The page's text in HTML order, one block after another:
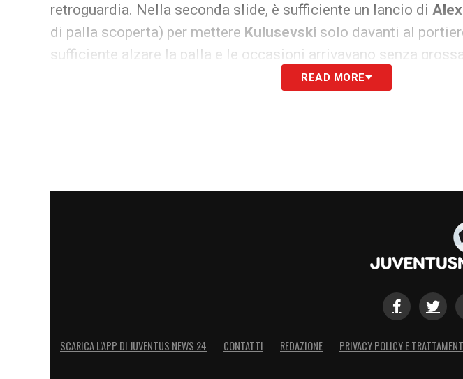
retroguardia. Nella seconda slide, è sufficiente un lancio di
di palla scoperta) per mettere Kulusevski solo davanti al
sufficiente alzare la palla e le occasioni arrivavano senza
McKennieha puntato poche volte la linea rivale, mentre
tecnici, caratterizzati da poca precisione e da scarsa intensità. I
puntato la linea rivale molto meno di quanto si sarebbe potuto
READ MORE
SCARICA L’APP DI JUVENTUS NEWS 24 CONTATTI REDAZIONE PRIVACY POLICY E